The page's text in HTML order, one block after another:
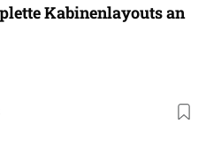
Kabinenlayouts an